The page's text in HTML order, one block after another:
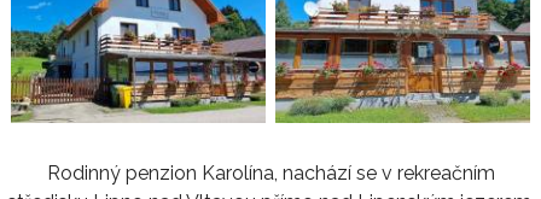
Rodinný penzion Karolína, nachází se v rekreačním